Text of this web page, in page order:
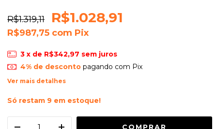
R$1.319,11 R$1.028,91
R$987,75 com Pix
3 x de R$342,97 sem juros
4% de descontopagando com Pix
Ver mais detalhes
Só restam 9 em estoque!